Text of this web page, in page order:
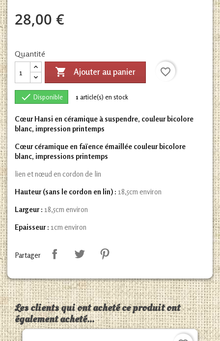
28,00 €
Quantité
 Ajouter au panier favorite_border
 Disponible 1 article(s) en stock
Cœur Hansi en céramique à suspendre, couleur bicolore
blanc, impression printemps
Cœur céramique en faïence émaillée couleur bicolore
blanc, impressions printemps
lien et nœud en cordon de lin
Hauteur (sans le cordon en lin) : 18,5cm environ
Largeur : 18,5cm environ
Epaisseur : 1cm environ
Partager
Les clients qui ont acheté ce produit ont
également acheté...